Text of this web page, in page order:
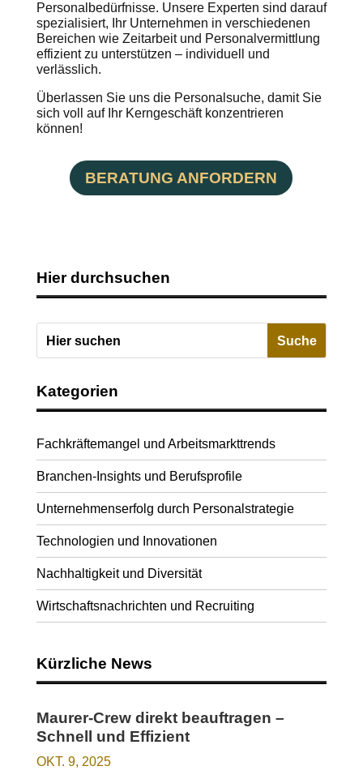
Personalbedürfnisse. Unsere Experten sind darauf
spezialisiert, Ihr Unternehmen in verschiedenen
Bereichen wie Zeitarbeit und Personalvermittlung
effizient zu unterstützen – individuell und
verlässlich.
Überlassen Sie uns die Personalsuche, damit Sie
sich voll auf Ihr Kerngeschäft konzentrieren
können!
BERATUNG ANFORDERN
Hier durchsuchen
Kategorien
Fachkräftemangel und Arbeitsmarkttrends
Branchen-Insights und Berufsprofile
Unternehmenserfolg durch Personalstrategie
Technologien und Innovationen
Nachhaltigkeit und Diversität
Wirtschaftsnachrichten und Recruiting
Kürzliche News
Maurer-Crew direkt beauftragen –
Schnell und Effizient
OKT. 9, 2025